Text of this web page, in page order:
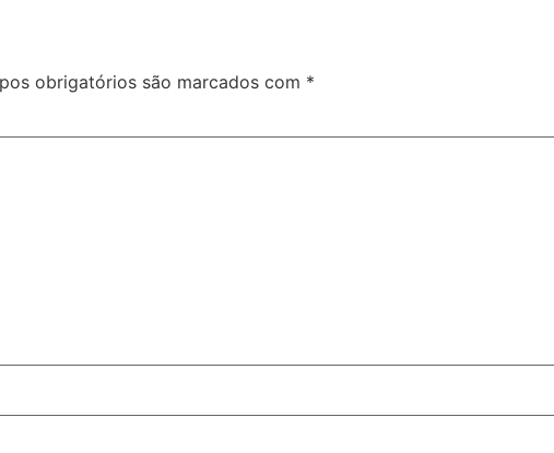
obrigatórios são marcados com *